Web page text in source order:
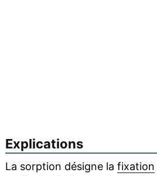
Explications
La sorption désigne la fixation